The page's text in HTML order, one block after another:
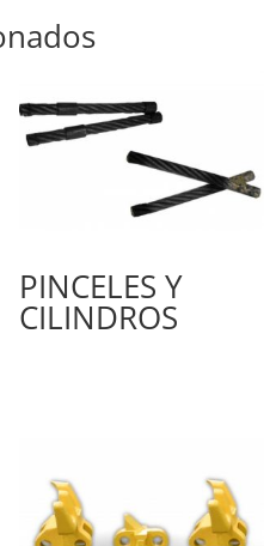
PINCELES Y
CILINDROS